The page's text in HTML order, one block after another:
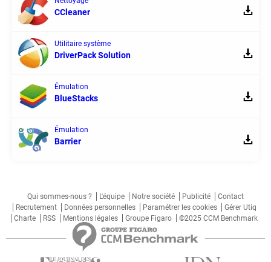
CCleaner
Utilitaire système
DriverPack Solution
Émulation
BlueStacks
Émulation
Barrier
Qui sommes-nous ? L'équipe Notre société Publicité
Contact
Recrutement
Données personnelles Paramétrer les cookies
Gérer Utiq
Charte
RSS Mentions légales Groupe Figaro ©2025 CCM Benchmark